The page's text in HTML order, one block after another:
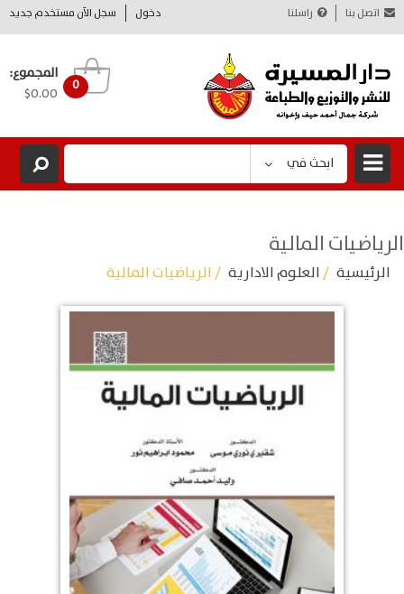
دخول سجل الآن مستخدم جديد اتصل بنا راسلنا
0
المجموع:
$0.00
ابحث في
الرياضيات المالية
الرئيسية /العلوم الادارية / الرياضيات المالية